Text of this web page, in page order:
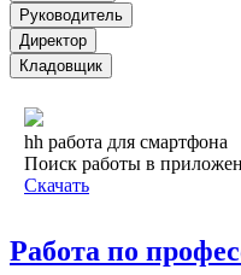
Руководитель
Директор
Кладовщик
hh работа для смартфона
Поиск работы в
Скачать
Работа по